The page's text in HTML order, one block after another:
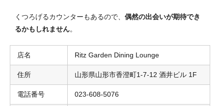
くつろげるカウンターもあるので、 偶然の出会いが期待でき
るかもしれません。
店名 Ritz Garden Dining Lounge
住所 山形県山形市香澄町1-7-12 酒井ビル 1F
電話番号 023-608-5076